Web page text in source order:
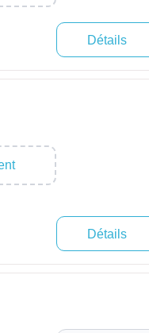
Détails
Détails